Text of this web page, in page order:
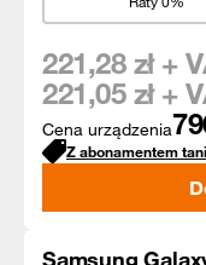
Cena urządzenia
221,28 zł +
221,05 zł +
Z abonamentem
Samsung